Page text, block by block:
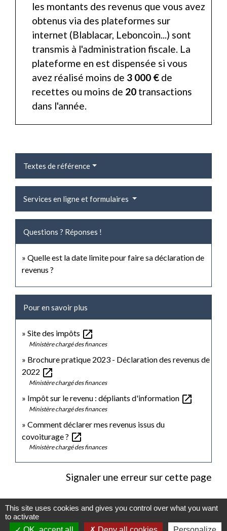
les montants des revenus que vous avez
obtenus via des plateformes sur
internet (Blablacar, Leboncoin...) sont
transmis à l'administration fiscale. La
plateforme en est dispensée si vous
avez réalisé moins de 3 000 € de
recettes ou moins de 20 transactions
dans l'année.
Textes de référence
Services en ligne et formulaires
Questions ? Réponses !
Quelle est la date limite pour faire sa déclaration de
revenus ?
Pour en savoir plus
Site des impôts open_in_new
Ministère chargé des finances
Brochure pratique 2023 - Déclaration des revenus de
2022 open_in_new
Ministère chargé des finances
Impôt sur le revenu : dépliants d'information open_in_new
Ministère chargé des finances
Comment déclarer mes revenus issus du
covoiturage ? open_in_new
Ministère chargé des finances
Signaler une erreur sur cette page
This site uses cookies and gives you control over what you want
to activate